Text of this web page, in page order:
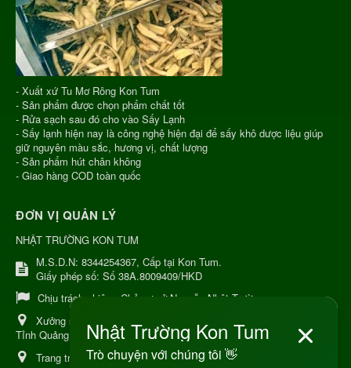
- Xuất xứ Tu Mơ Rông Kon Tum
- Sản phẩm được chọn phẩm chất tốt
- Rửa sạch sau đó cho vào Sấy Lạnh
- Sấy lạnh hiện nay là công nghệ hiện đại để sấy khô dược liệu giúp
giữ nguyên màu sắc, hương vị, chất lượng
- Sản phẩm hút chân không
- Giao hàng COD toàn quốc
ĐƠN VỊ QUẢN LÝ
NHẬT TRƯỜNG KON TUM
M.S.D.N: 8344254367, Cấp tại Kon Tum.
Giấy phép số: Số 38A.8009409/HKD
Chịu trách nhiệm: Chủ cơ sở Nguyễn Nhật Trường
Xưởng sản xuất:
Tỉnh Quảng Ngải
Trang trại Dược Liệu Hữu Cơ:Khu 37 Hộ Xã Măng Đen Tỉnh